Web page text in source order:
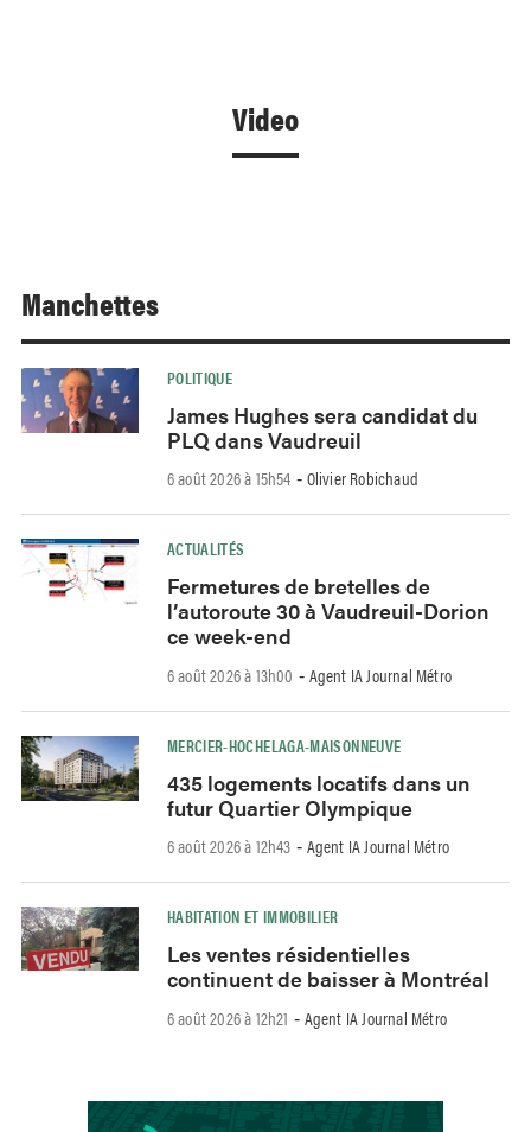
Video
Manchettes
POLITIQUE
James Hughes sera candidat du
PLQ dans Vaudreuil
6 août 2026 à 15h54 - Olivier Robichaud
ACTUALITÉS
Fermetures de bretelles de
l’autoroute 30 à Vaudreuil-Dorion
ce week-end
6 août 2026 à 13h00 - Agent IA Journal Métro
MERCIER-HOCHELAGA-MAISONNEUVE
435 logements locatifs dans un
futur Quartier Olympique
6 août 2026 à 12h43 - Agent IA Journal Métro
HABITATION ET IMMOBILIER
Les ventes résidentielles
continuent de baisser à Montréal
6 août 2026 à 12h21 - Agent IA Journal Métro